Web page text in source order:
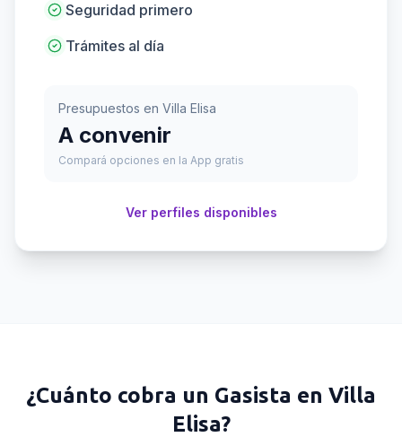
Seguridad primero
Trámites al día
Presupuestos en Villa Elisa
A convenir
Compará opciones en la App gratis
Ver perfiles disponibles
¿Cuánto cobra un Gasista en Villa
Elisa?